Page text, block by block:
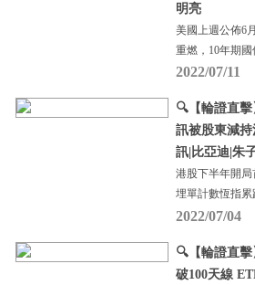
明亮
美國上週公佈6
重燃，10年期國
2022/07/11
🔍【輪證直
訊被股東減
訊|比亞迪|朱
港股下半年開
埋單計數恆指累
2022/07/04
🔍【輪證直
破100天線